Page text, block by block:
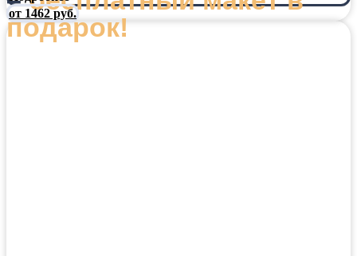
подарок!
от 1462 руб.